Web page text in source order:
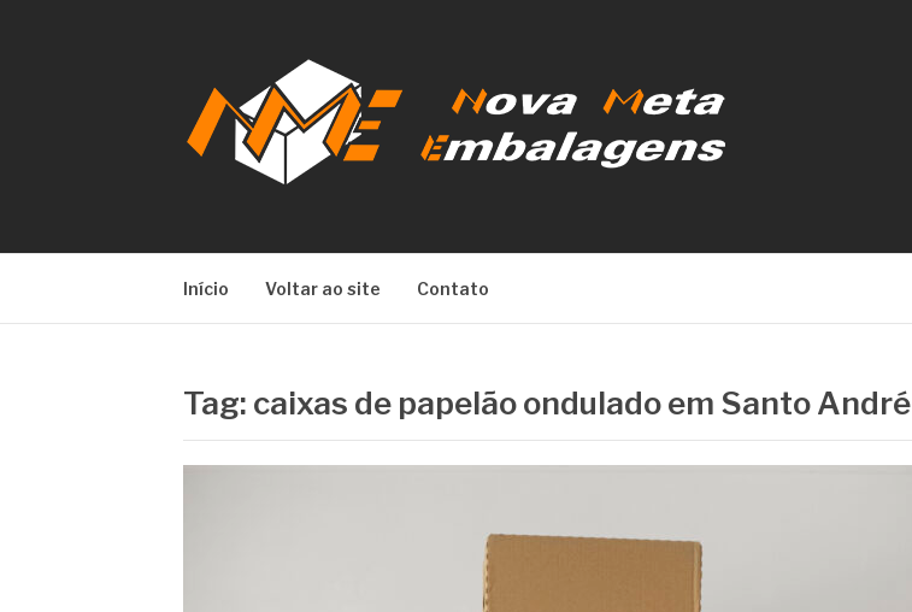
Início Voltar ao site Contato
Tag: caixas de papelão ondulado em Santo André